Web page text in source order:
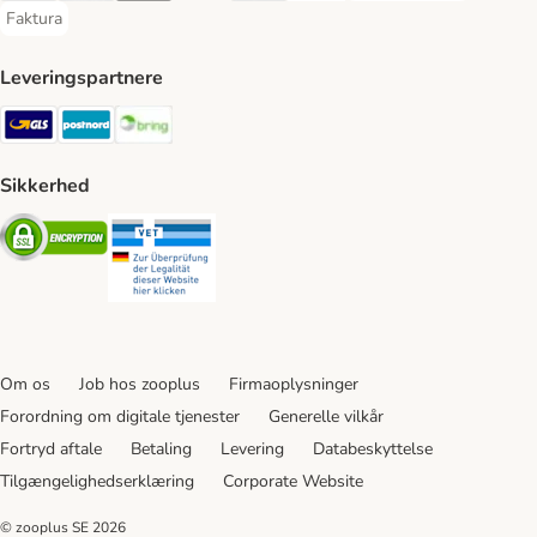
Faktura
Faktura Payment Method
Leveringspartnere
GLS Shipping Method
Postnord Shipping Method
Sikkerhed
Security
Om os Job hos zooplus
Firmaoplysninger
Forordning om digitale tjenester
Generelle vilkår
Fortryd aftale
Betaling Levering
Databeskyttelse
Tilgængelighedserklæring
Corporate Website
© zooplus SE 2026